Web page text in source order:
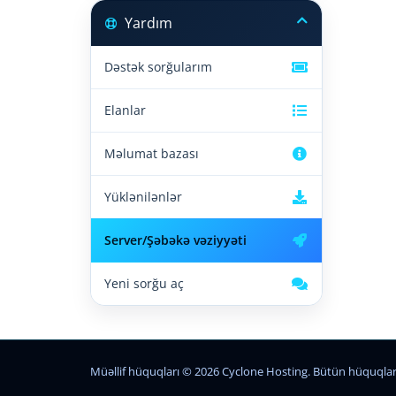
Yardım
Dəstək sorğularım
Elanlar
Məlumat bazası
Yüklənilənlər
Server/Şəbəkə vəziyyəti
Yeni sorğu aç
Müəllif hüquqları © 2026 Cyclone Hosting. Bütün